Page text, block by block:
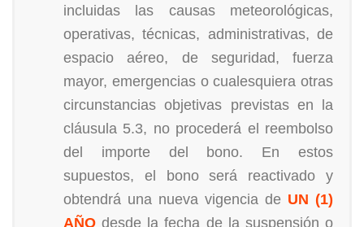
incluidas las causas meteorológicas,
operativas, técnicas, administrativas, de
espacio aéreo, de seguridad, fuerza
mayor, emergencias o cualesquiera otras
circunstancias objetivas previstas en la
cláusula 5.3, no procederá el reembolso
del importe del bono. En estos
supuestos, el bono será reactivado y
obtendrá una nueva vigencia de UN (1)
AÑO desde la fecha de la suspensión o